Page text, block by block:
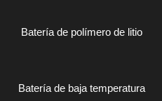
Batería de polímero de litio
Batería de baja temperatura